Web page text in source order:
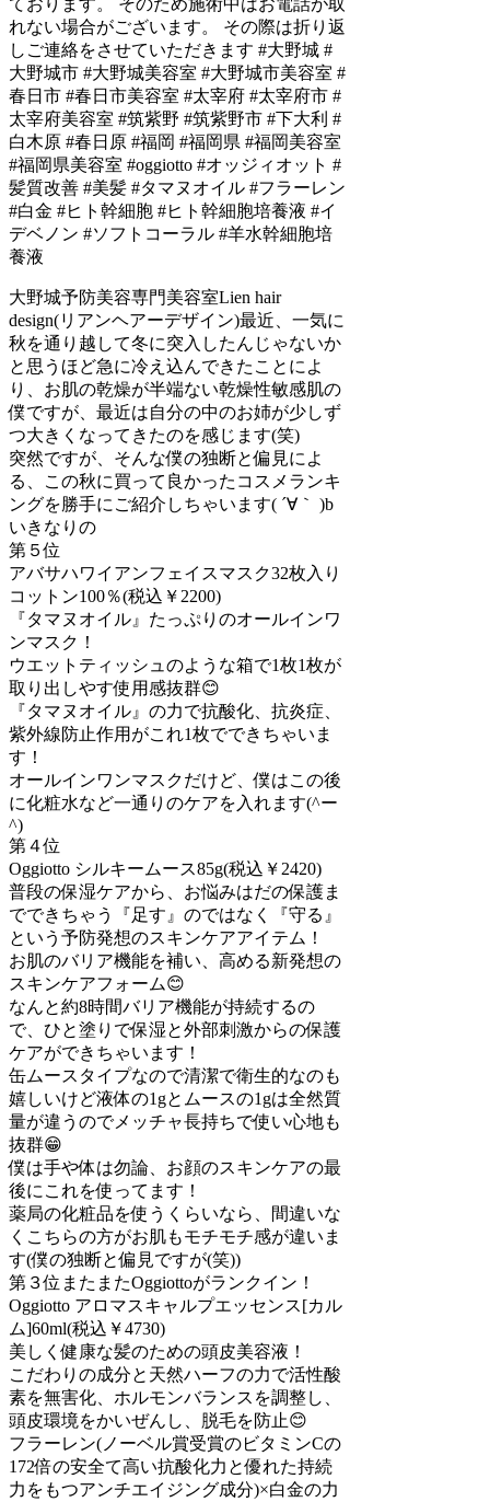
大野城予防美容専門美容室Lien hair
design(リアンヘアーデザイン)最近、一気に
秋を通り越して冬に突入したんじゃないか
と思うほど急に冷え込んできたことによ
り、お肌の乾燥が半端ない乾燥性敏感肌の
僕ですが、最近は自分の中のお姉が少しず
つ大きくなってきたのを感じます(笑)
突然ですが、そんな僕の独断と偏見によ
る、この秋に買って良かったコスメランキ
ングを勝手にご紹介しちゃいます( ´∀｀ )b
いきなりの
第５位
アバサハワイアンフェイスマスク32枚入り
コットン100％(税込￥2200)
『タマヌオイル』たっぷりのオールインワ
ンマスク！
ウエットティッシュのような箱で1枚1枚が
取り出しやす使用感抜群😊
『タマヌオイル』の力で抗酸化、抗炎症、
紫外線防止作用がこれ1枚でできちゃいま
す！
オールインワンマスクだけど、僕はこの後
に化粧水など一通りのケアを入れます(^ー
^)
第４位
Oggiotto シルキームース85g(税込￥2420)
普段の保湿ケアから、お悩みはだの保護ま
でできちゃう『足す』のではなく『守る』
という予防発想のスキンケアアイテム！
お肌のバリア機能を補い、高める新発想の
スキンケアフォーム😊
なんと約8時間バリア機能が持続するの
で、ひと塗りで保湿と外部刺激からの保護
ケアができちゃいます！
缶ムースタイプなので清潔で衛生的なのも
嬉しいけど液体の1gとムースの1gは全然質
量が違うのでメッチャ長持ちで使い心地も
抜群😁
僕は手や体は勿論、お顔のスキンケアの最
後にこれを使ってます！
薬局の化粧品を使うくらいなら、間違いな
くこちらの方がお肌もモチモチ感が違いま
す(僕の独断と偏見ですが(笑))
第３位またまたOggiottoがランクイン！
Oggiotto アロマスキャルプエッセンス[カル
ム]60ml(税込￥4730)
美しく健康な髪のための頭皮美容液！
こだわりの成分と天然ハーフの力で活性酸
素を無害化、ホルモンバランスを調整し、
頭皮環境をかいぜんし、脱毛を防止😊
フラーレン(ノーベル賞受賞のビタミンCの
172倍の安全て高い抗酸化力と優れた持続
力をもつアンチエイジング成分)×白金の力